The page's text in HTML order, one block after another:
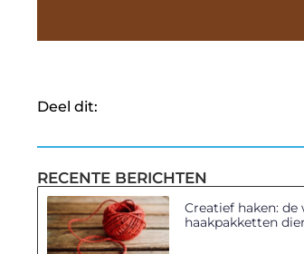
Deel dit:
RECENTE BERICHTEN
Creatief haken: de
haakpakketten